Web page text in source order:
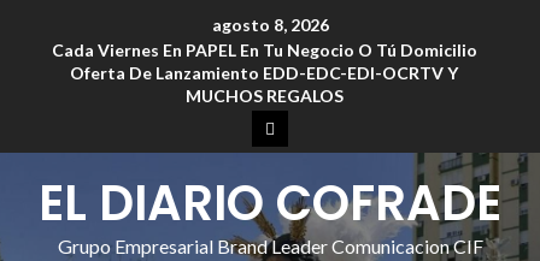
agosto 8, 2026
Cada Viernes En PAPEL En Tu Negocio O Tú Domicilio
Oferta De Lanzamiento EDD-EDC-EDI-OCRTV Y
MUCHOS REGALOS
EL DIARIO COFRADE
Grupo Empresarial Brand Leader Comunicacion CIF